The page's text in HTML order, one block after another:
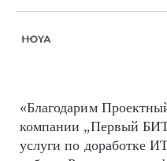
«Благодарим
компании „Первый
услуги по доработке